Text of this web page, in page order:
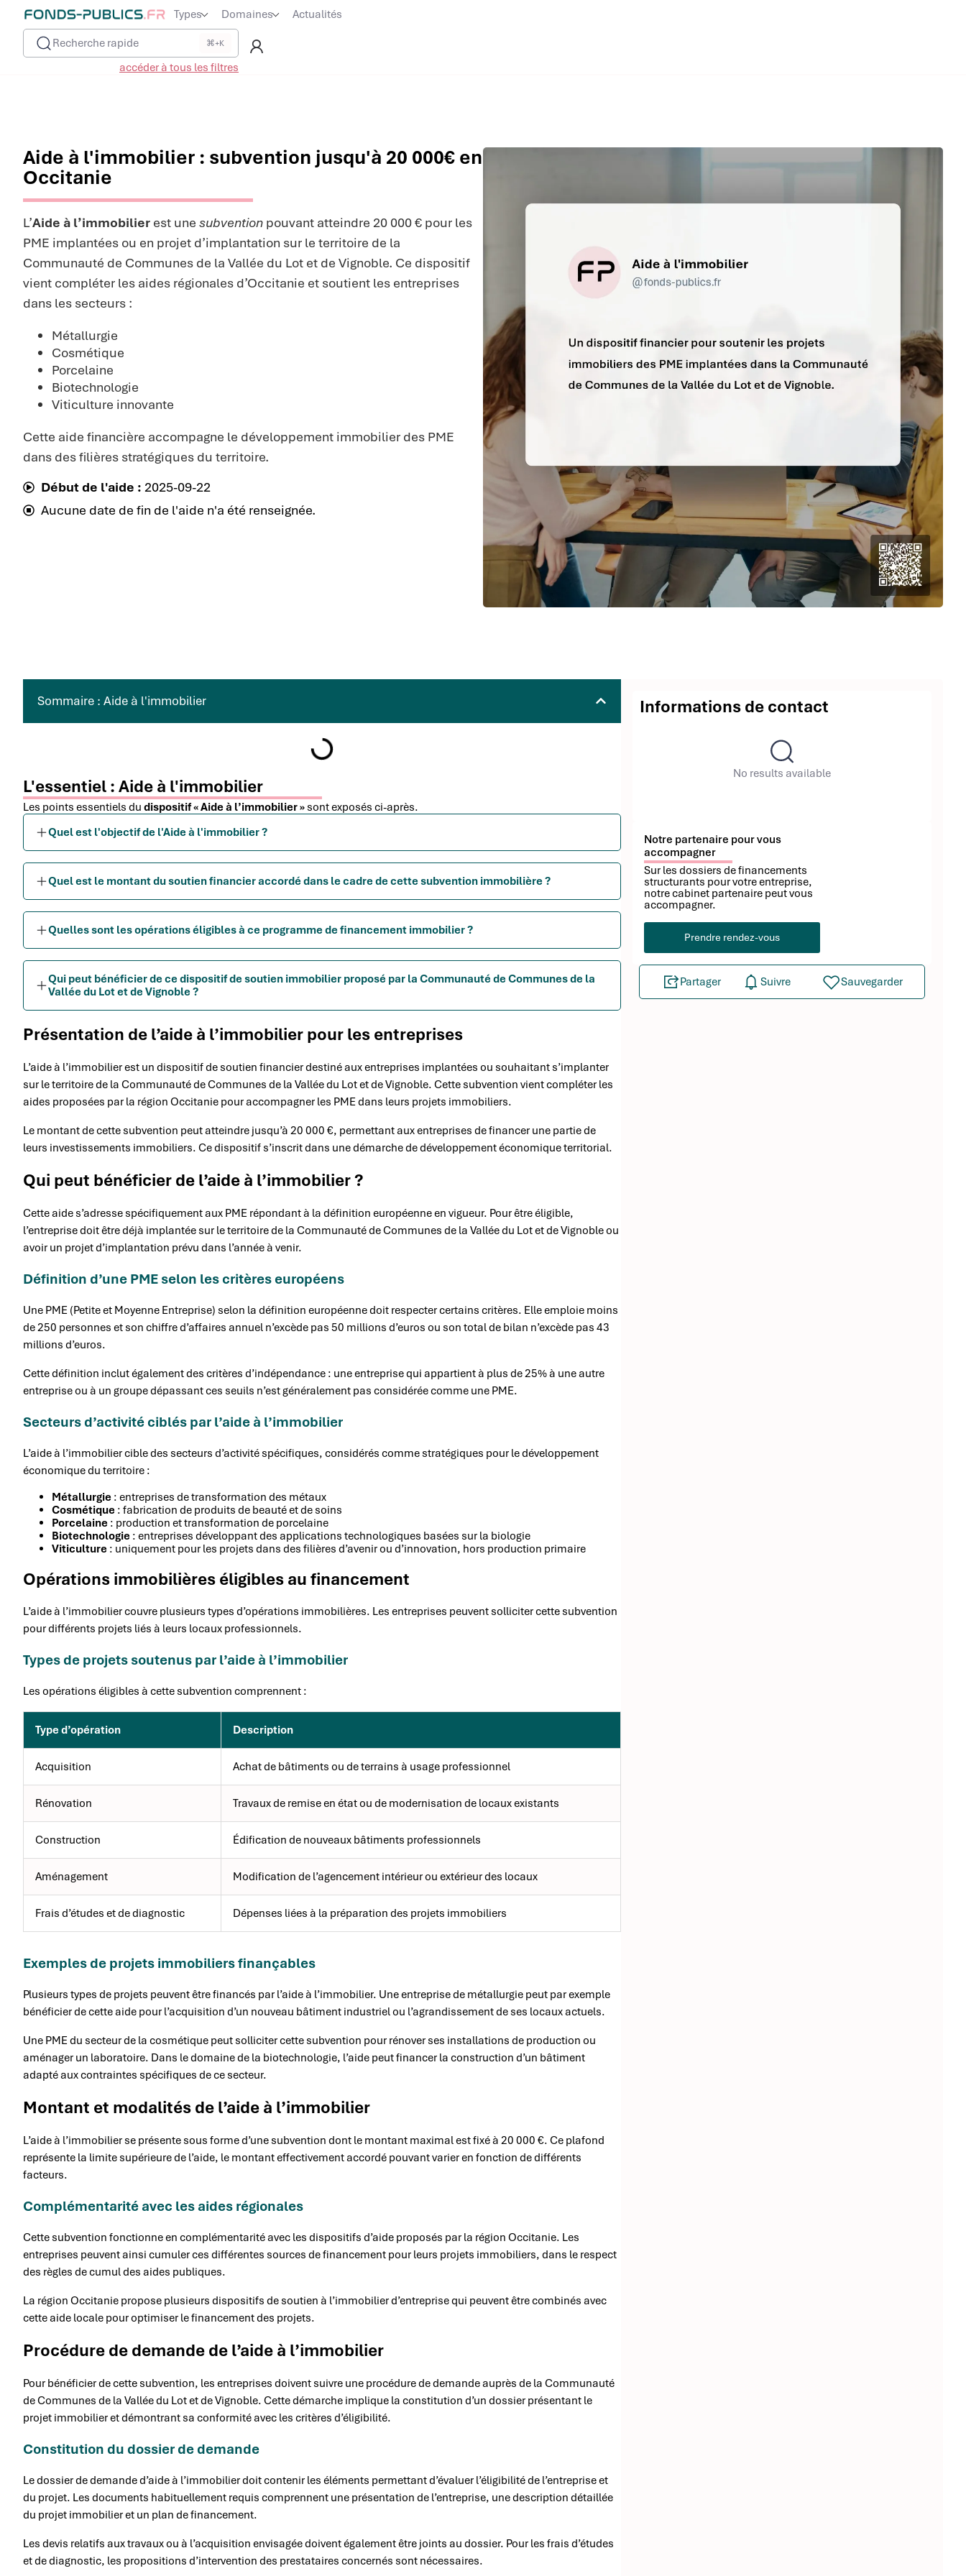
Types Domaines
Actualités
Recherche rapide
⌘+K
accéder à tous les filtres
Aide à l'immobilier : subvention jusqu'à 20 000€ en
Occitanie
L’Aide à l’immobilier est une subvention pouvant atteindre 20 000 € pour les
PME implantées ou en projet d’implantation sur le territoire de la
Communauté de Communes de la Vallée du Lot et de Vignoble. Ce dispositif
vient compléter les aides régionales d’Occitanie et soutient les entreprises
dans les secteurs :
Métallurgie
Cosmétique
Porcelaine
Biotechnologie
Viticulture innovante
Cette aide financière accompagne le développement immobilier des PME
dans des filières stratégiques du territoire.
Début de l'aide : 2025-09-22
Aucune date de fin de l'aide n'a été renseignée.
Sommaire : Aide à l'immobilier
L'essentiel : Aide à l'immobilier
Les points essentiels du dispositif « Aide à l’immobilier » sont exposés ci-après.
Quel est l'objectif de l'Aide à l'immobilier ?
Quel est le montant du soutien financier accordé dans le cadre de cette subvention immobilière ?
Quelles sont les opérations éligibles à ce programme de financement immobilier ?
Qui peut bénéficier de ce dispositif de soutien immobilier proposé par la Communauté de Communes de la
Vallée du Lot et de Vignoble ?
Présentation de l’aide à l’immobilier pour les entreprises
L’aide à l’immobilier est un dispositif de soutien financier destiné aux entreprises implantées ou souhaitant s’implanter
sur le territoire de la Communauté de Communes de la Vallée du Lot et de Vignoble. Cette subvention vient compléter les
aides proposées par la région Occitanie pour accompagner les PME dans leurs projets immobiliers.
Le montant de cette subvention peut atteindre jusqu’à 20 000 €, permettant aux entreprises de financer une partie de
leurs investissements immobiliers. Ce dispositif s’inscrit dans une démarche de développement économique territorial.
Qui peut bénéficier de l’aide à l’immobilier ?
Cette aide s’adresse spécifiquement aux PME répondant à la définition européenne en vigueur. Pour être éligible,
l’entreprise doit être déjà implantée sur le territoire de la Communauté de Communes de la Vallée du Lot et de Vignoble ou
avoir un projet d’implantation prévu dans l’année à venir.
Définition d’une PME selon les critères européens
Une PME (Petite et Moyenne Entreprise) selon la définition européenne doit respecter certains critères. Elle emploie moins
de 250 personnes et son chiffre d’affaires annuel n’excède pas 50 millions d’euros ou son total de bilan n’excède pas 43
millions d’euros.
Cette définition inclut également des critères d’indépendance : une entreprise qui appartient à plus de 25% à une autre
entreprise ou à un groupe dépassant ces seuils n’est généralement pas considérée comme une PME.
Secteurs d’activité ciblés par l’aide à l’immobilier
L’aide à l’immobilier cible des secteurs d’activité spécifiques, considérés comme stratégiques pour le développement
économique du territoire :
Métallurgie : entreprises de transformation des métaux
Cosmétique : fabrication de produits de beauté et de soins
Porcelaine : production et transformation de porcelaine
Biotechnologie : entreprises développant des applications technologiques basées sur la biologie
Viticulture : uniquement pour les projets dans des filières d’avenir ou d’innovation, hors production primaire
Opérations immobilières éligibles au financement
L’aide à l’immobilier couvre plusieurs types d’opérations immobilières. Les entreprises peuvent solliciter cette subvention
pour différents projets liés à leurs locaux professionnels.
Types de projets soutenus par l’aide à l’immobilier
Les opérations éligibles à cette subvention comprennent :
Type d’opération Description
Acquisition Achat de bâtiments ou de terrains à usage professionnel
Rénovation Travaux de remise en état ou de modernisation de locaux existants
Construction Édification de nouveaux bâtiments professionnels
Aménagement Modification de l’agencement intérieur ou extérieur des locaux
Frais d’études et de diagnostic Dépenses liées à la préparation des projets immobiliers
Exemples de projets immobiliers finançables
Plusieurs types de projets peuvent être financés par l’aide à l’immobilier. Une entreprise de métallurgie peut par exemple
bénéficier de cette aide pour l’acquisition d’un nouveau bâtiment industriel ou l’agrandissement de ses locaux actuels.
Une PME du secteur de la cosmétique peut solliciter cette subvention pour rénover ses installations de production ou
aménager un laboratoire. Dans le domaine de la biotechnologie, l’aide peut financer la construction d’un bâtiment
adapté aux contraintes spécifiques de ce secteur.
Montant et modalités de l’aide à l’immobilier
L’aide à l’immobilier se présente sous forme d’une subvention dont le montant maximal est fixé à 20 000 €. Ce plafond
représente la limite supérieure de l’aide, le montant effectivement accordé pouvant varier en fonction de différents
facteurs.
Complémentarité avec les aides régionales
Cette subvention fonctionne en complémentarité avec les dispositifs d’aide proposés par la région Occitanie. Les
entreprises peuvent ainsi cumuler ces différentes sources de financement pour leurs projets immobiliers, dans le respect
des règles de cumul des aides publiques.
La région Occitanie propose plusieurs dispositifs de soutien à l’immobilier d’entreprise qui peuvent être combinés avec
cette aide locale pour optimiser le financement des projets.
Procédure de demande de l’aide à l’immobilier
Pour bénéficier de cette subvention, les entreprises doivent suivre une procédure de demande auprès de la Communauté
de Communes de la Vallée du Lot et de Vignoble. Cette démarche implique la constitution d’un dossier présentant le
projet immobilier et démontrant sa conformité avec les critères d’éligibilité.
Constitution du dossier de demande
Le dossier de demande d’aide à l’immobilier doit contenir les éléments permettant d’évaluer l’éligibilité de l’entreprise et
du projet. Les documents habituellement requis comprennent une présentation de l’entreprise, une description détaillée
du projet immobilier et un plan de financement.
Les devis relatifs aux travaux ou à l’acquisition envisagée doivent également être joints au dossier. Pour les frais d’études
et de diagnostic, les propositions d’intervention des prestataires concernés sont nécessaires.
Informations de contact
No results available
Notre partenaire pour vous
accompagner
Sur les dossiers de financements
structurants pour votre entreprise,
notre cabinet partenaire peut vous
accompagner.
Prendre rendez-vous
Partager Suivre Sauvegarder